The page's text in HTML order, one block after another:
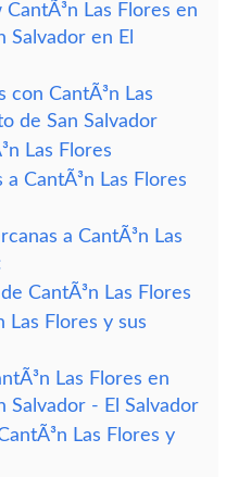
Las Flores en
Salvador en El
con CantÃ³n Las
de San Salvador
Las Flores
a CantÃ³n Las Flores
a CantÃ³n Las
CantÃ³n Las Flores
Las Flores y sus
Las Flores en
Salvador - El Salvador
Las Flores y